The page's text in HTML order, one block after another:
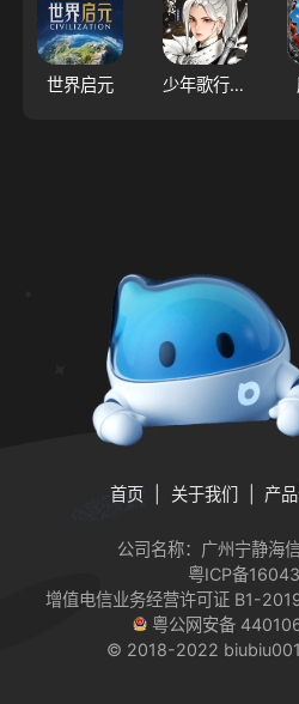
世界启元 少年歌行：风花雪月
首页 关于我们 产
公司名称：广州宁静海
粤ICP备
增值电信业务经营许可证 B1-
粤公网安备
© 2018-2022